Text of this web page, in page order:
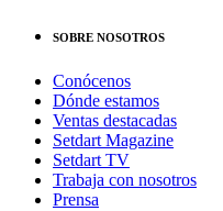
SOBRE NOSOTROS
Conócenos
Dónde estamos
Ventas destacadas
Setdart Magazine
Setdart TV
Trabaja con nosotros
Prensa